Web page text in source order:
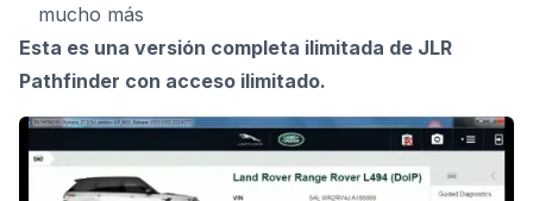
mucho más
Esta es una versión completa ilimitada de JLR
Pathfinder con acceso ilimitado.